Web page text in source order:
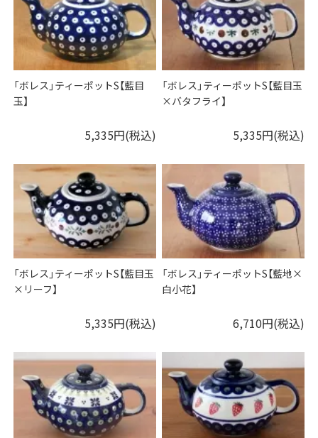
「ボレス」ティーポットS【藍目
玉】
5,335円(税込)
「ボレス」ティーポットS【藍目玉
×バタフライ】
5,335円(税込)
「ボレス」ティーポットS【藍目玉
×リーフ】
5,335円(税込)
「ボレス」ティーポットS【藍地×
白小花】
6,710円(税込)